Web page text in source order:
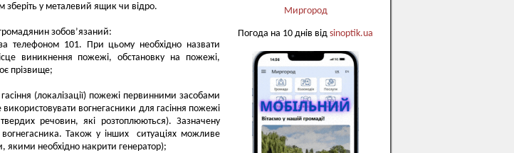
зберіть у металевий ящик чи відро.
зобов’язаний:
телефоном 101. При цьому необхідно назвати
виникнення пожежі, обстановку на пожежі,
прізвище;
(локалізації) пожежі первинними засобами
вогнегасники для гасіння пожежі
речовин, які розтоплюються). Зазначену
Також у інших ситуаціях можливе
якими необхідно накрити генератор);
Миргород
Погода на 10 днів від sinoptik.ua